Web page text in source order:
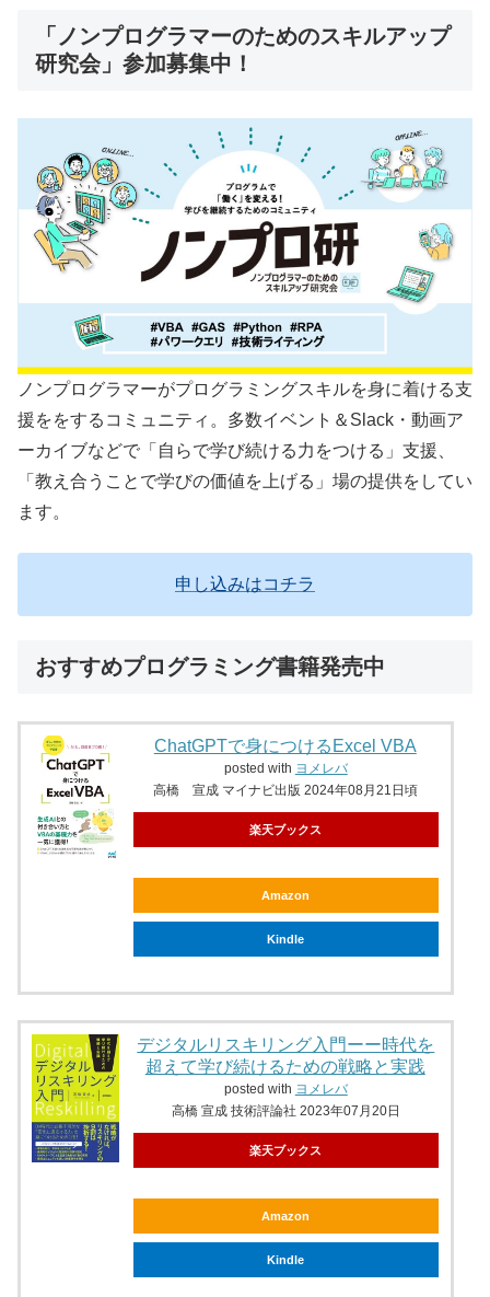
「ノンプログラマーのためのスキルアップ
研究会」参加募集中！
ノンプログラマーがプログラミングスキルを身に着ける支
援ををするコミュニティ。多数イベント＆Slack・動画ア
ーカイブなどで「自らで学び続ける力をつける」支援、
「教え合うことで学びの価値を上げる」場の提供をしてい
ます。
申し込みはコチラ
おすすめプログラミング書籍発売中
ChatGPTで身につけるExcel VBA
posted with ヨメレバ
高橋 宣成 マイナビ出版 2024年08月21日頃
楽天ブックス
Amazon
Kindle
デジタルリスキリング入門ーー時代を
超えて学び続けるための戦略と実践
posted with ヨメレバ
高橋 宣成 技術評論社 2023年07月20日
楽天ブックス
Amazon
Kindle